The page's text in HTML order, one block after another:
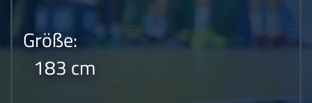
Größe:
183 cm